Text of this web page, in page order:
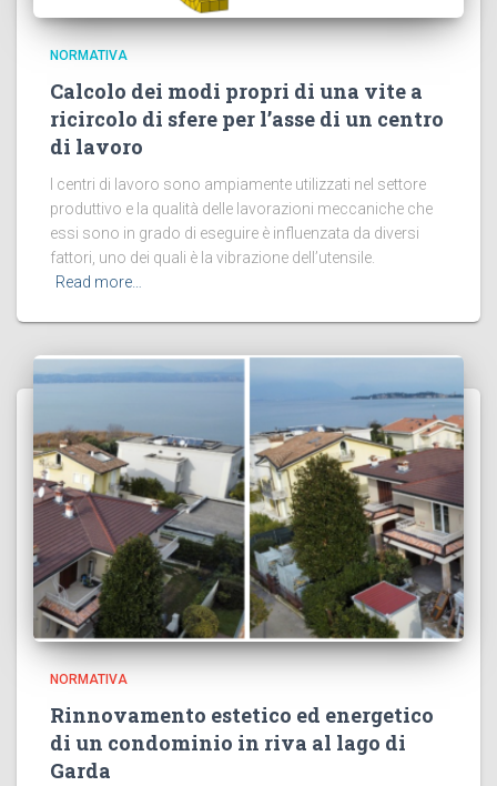
NORMATIVA
Calcolo dei modi propri di una vite a
ricircolo di sfere per l’asse di un centro
di lavoro
I centri di lavoro sono ampiamente utilizzati nel settore
produttivo e la qualità delle lavorazioni meccaniche che
essi sono in grado di eseguire è influenzata da diversi
fattori, uno dei quali è la vibrazione dell’utensile.
Read more…
NORMATIVA
Rinnovamento estetico ed energetico
di un condominio in riva al lago di
Garda